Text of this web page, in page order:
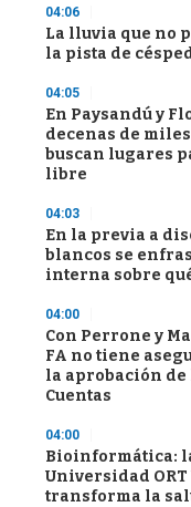
04:06
La lluvia que no
la pista de
04:05
En Paysandú y
decenas de
buscan lugares
libre
04:03
En la previa a
blancos se
interna sobre
04:00
Con Perrone y
FA no tiene
la aprobación
Cuentas
04:00
Bioinformática:
Universidad ORT
transforma la